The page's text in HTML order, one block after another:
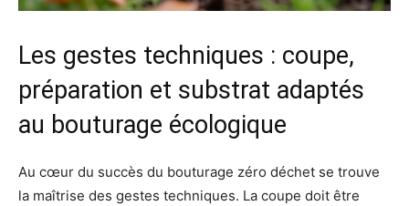
Les gestes techniques : coupe,
préparation et substrat adaptés
au bouturage écologique
Au cœur du succès du bouturage zéro déchet se trouve
la maîtrise des gestes techniques. La coupe doit être